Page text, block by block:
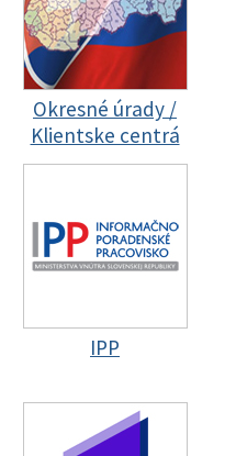
Okresné úrady /
Klientske centrá
IPP